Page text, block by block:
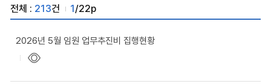
전체 : 213건 1/22p
2026년 5월 임원 업무추진비 집행현황